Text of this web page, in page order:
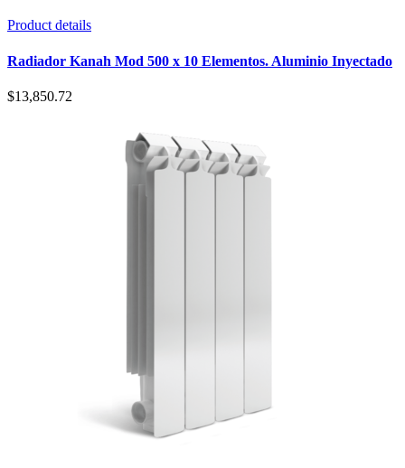
Product details
Radiador Kanah Mod 500 x 10 Elementos. Aluminio Inyectado
$13,850.72